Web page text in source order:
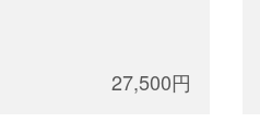
27,500円